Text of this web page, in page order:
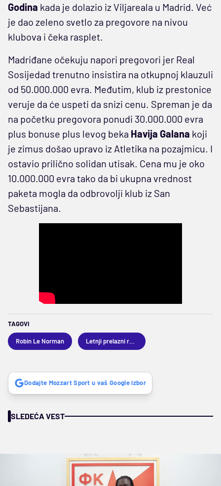
Godina kada je dolazio iz Viljareala u Madrid. Već
je dao zeleno svetlo za pregovore na nivou
klubova i čeka rasplet.
Madriđane očekuju napori pregovori jer Real
Sosijedad trenutno insistira na otkupnoj klauzuli
od 50.000.000 evra. Međutim, klub iz prestonice
veruje da će uspeti da snizi cenu. Spreman je da
na početku pregovora ponudi 30.000.000 evra
plus bonuse plus levog beka Havija Galana koji
je zimus došao upravo iz Atletika na pozajmicu. I
ostavio prilično solidan utisak. Cena mu je oko
10.000.000 evra tako da bi ukupna vrednost
paketa mogla da odbrovolji klub iz San
Sebastijana.
TAGOVI
Robin Le Norman
Dodajte Mozzart Sport u vaš Google izbor
SLEDEĆA VEST